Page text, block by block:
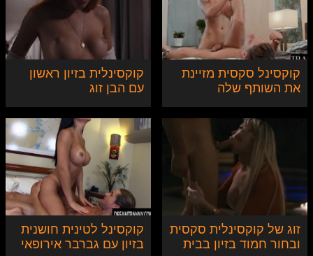
קוקסינל סקסית מזיינת
את השותף שלה
קוקסינלית בזיון ראשון
עם הבן זוג
זוג של קוקסינלית סקסית
ובחור חמוד בזיון בבית
קוקסינל לטינית חושנית
בזיון עם גברבר אירופאי